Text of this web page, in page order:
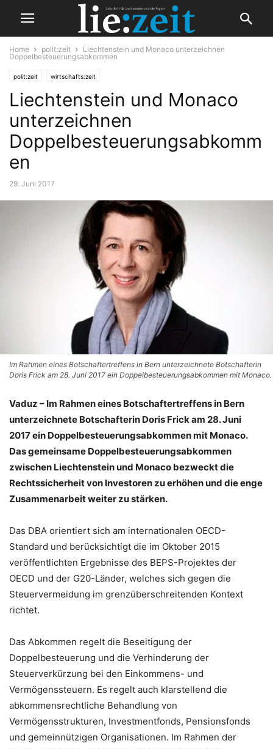
Home polit:zeit
Liechtenstein und Monaco unterzeichnen
Doppelbesteuerungsabkommen
polit:zeit wirtschafts:zeit
Liechtenstein und Monaco
unterzeichnen
Doppelbesteuerungsabkomm
en
29. Juni 2017
Im Rahmen eines Botschaftertreffens in Bern unterzeichnete Botschafterin
Doris Frick am 28. Juni 2017 ein Doppelbesteuerungsabkommen mit Monaco.
Vaduz – Im Rahmen eines Botschaftertreffens in Bern
unterzeichnete Botschafterin Doris Frick am 28. Juni
2017 ein Doppelbesteuerungsabkommen mit Monaco.
Das gemeinsame Doppelbesteuerungsabkommen
zwischen Liechtenstein und Monaco bezweckt die
Rechtssicherheit von Investoren zu erhöhen und die enge
Zusammenarbeit weiter zu stärken.
Das DBA orientiert sich am internationalen OECD-
Standard und berücksichtigt die im Oktober 2015
veröffentlichten Ergebnisse des BEPS-Projektes der
OECD und der G20-Länder, welches sich gegen die
Steuervermeidung im grenzüberschreitenden Kontext
richtet.
Das Abkommen regelt die Beseitigung der
Doppelbesteuerung und die Verhinderung der
Steuerverkürzung bei den Einkommens- und
Vermögenssteuern. Es regelt auch klarstellend die
abkommensrechtliche Behandlung von
Vermögensstrukturen, Investmentfonds, Pensionsfonds
und gemeinnützigen Organisationen. Im Rahmen der